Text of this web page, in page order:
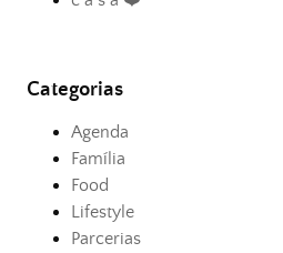
Categorias
Agenda
Família
Food
Lifestyle
Parcerias